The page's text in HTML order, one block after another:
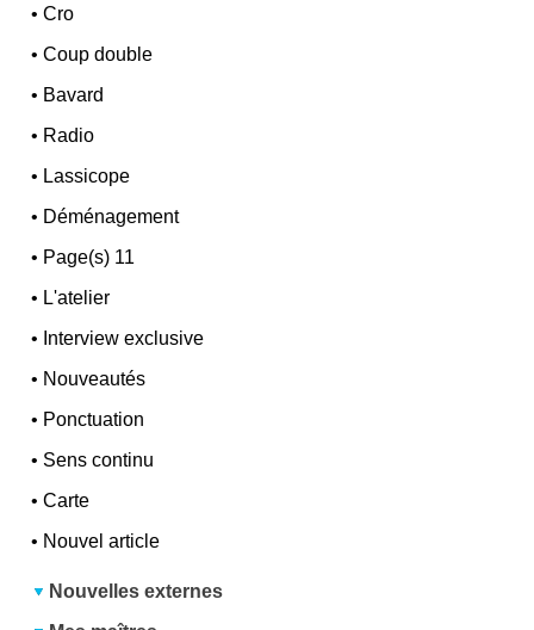
•Cro
•Coup double
• Bavard
• Radio
• Lassicope
• Déménagement
• Page(s) 11
• L'atelier
• Interview exclusive
• Nouveautés
• Ponctuation
• Sens continu
•Carte
• Nouvel article
Nouvelles externes